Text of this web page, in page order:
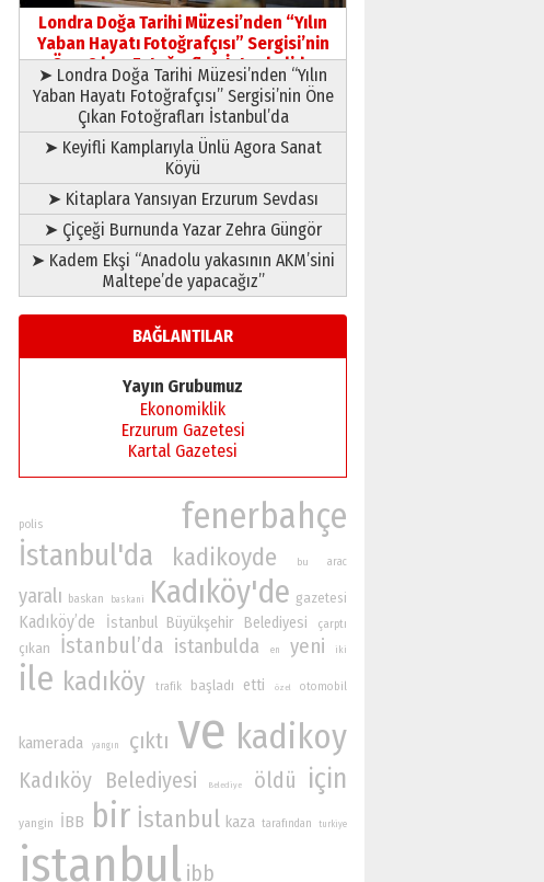
Şampiyonluk Sebahattin
Şirin’e yazar
11 Mayıs 2026 Pazartesi
Londra Doğa Tarihi Müzesi’nden “Yılın
Yaban Hayatı Fotoğrafçısı” Sergisi’nin
Öne Çıkan Fotoğrafları İstanbul’da
➤ Londra Doğa Tarihi Müzesi’nden “Yılın
Yaban Hayatı Fotoğrafçısı” Sergisi’nin Öne
Çıkan Fotoğrafları İstanbul’da
➤ Keyifli Kamplarıyla Ünlü Agora Sanat
Köyü
➤ Kitaplara Yansıyan Erzurum Sevdası
➤ Çiçeği Burnunda Yazar Zehra Güngör
➤ Kadem Ekşi “Anadolu yakasının AKM’sini
Maltepe’de yapacağız”
BAĞLANTILAR
Yayın Grubumuz
Ekonomiklik
Erzurum Gazetesi
Kartal Gazetesi
polis fenerbahçe
İstanbul'da kadikoyde bu arac
yaralı baskan baskani Kadıköy'de gazetesi
Kadıköy’de İstanbul Büyükşehir Belediyesi çarptı
çıkan İstanbul’da istanbulda en yeni iki
ile kadıköy trafik başladı etti özel otomobil
kamerada yangın çıktı ve kadikoy
Kadıköy Belediyesi Belediye öldü için
yangin İBB bir İstanbul kaza tarafından turkiye
istanbul ibb